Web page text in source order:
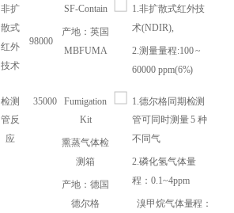
非扩
散式
红外
技术
98000
SF-Contain
产地：英国
MBFUMA
1.非扩散式红外技
术(NDIR),
2.测量量程:100 ~
60000 ppm(6%)
检测
管反
应
35000
Fumigation
Kit
熏蒸气体检
测箱
产地：德国
德尔格
1.德尔格同期检测
管可同时测量 5 种
不同气
2.磷化氢气体量
程：0.1~4ppm
溴甲烷气体量程：